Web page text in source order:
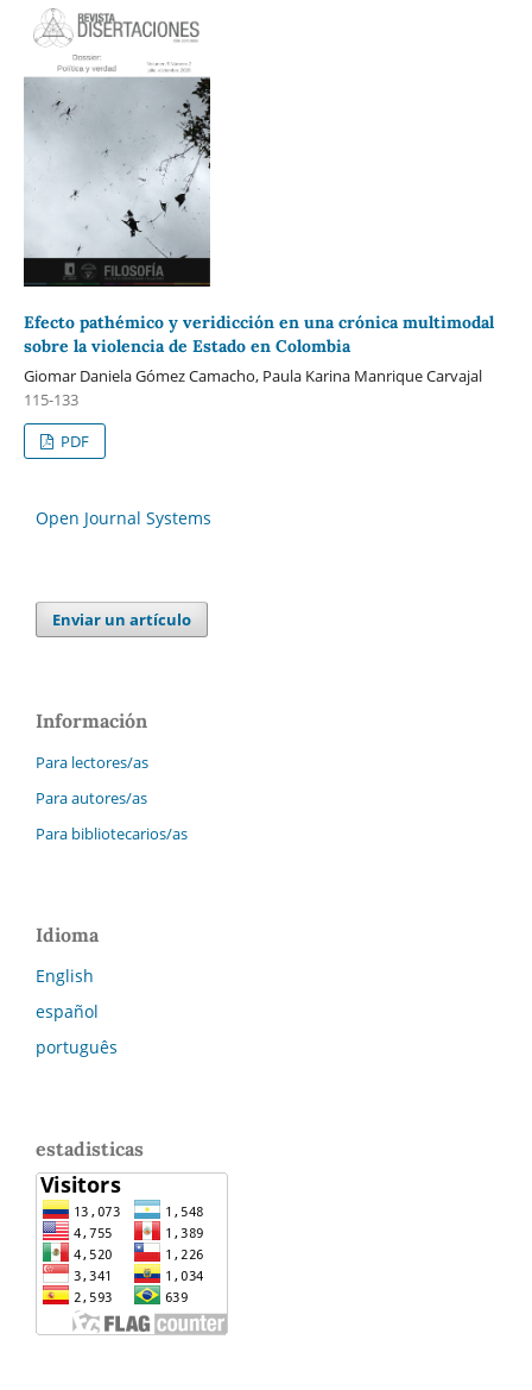
Efecto pathémico y veridicción en una crónica multimodal
sobre la violencia de Estado en Colombia
Giomar Daniela Gómez Camacho, Paula Karina Manrique Carvajal
115-133
PDF
Open Journal Systems
Enviar un artículo
Información
Para lectores/as
Para autores/as
Para bibliotecarios/as
Idioma
English
español
português
estadisticas